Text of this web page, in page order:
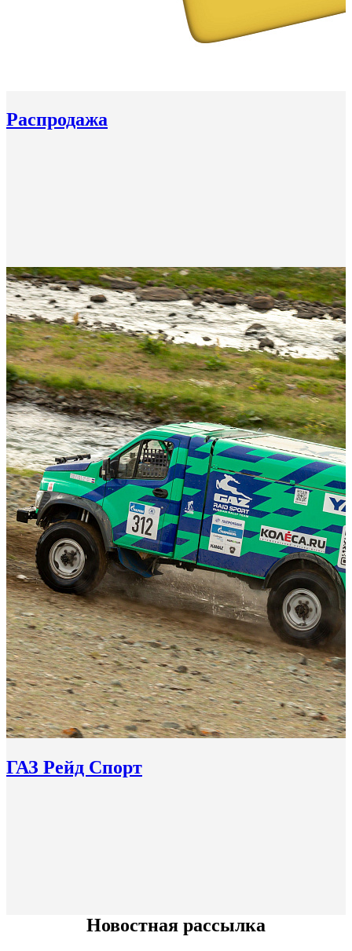
Распродажа
ГАЗ Рейд Спорт
Новостная рассылка